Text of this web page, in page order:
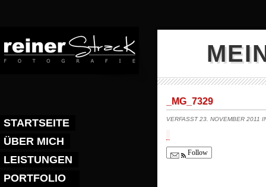
STARTSEITE
ÜBER MICH
LEISTUNGEN
PORTFOLIO
_MG_7329
VERFASST 23. NOVEMBER 2011
Follow